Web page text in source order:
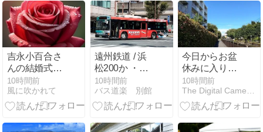
吉永小百合さ
んの結婚式、
ついでに私の
も～
10時間前
風に吹かれて
遠州鉄道 / 浜
松200か ・
783
10時間前
バス道楽 別館
今日からお盆
休みに入りま
す。（ちょっ
と早いです
が）
10時間前